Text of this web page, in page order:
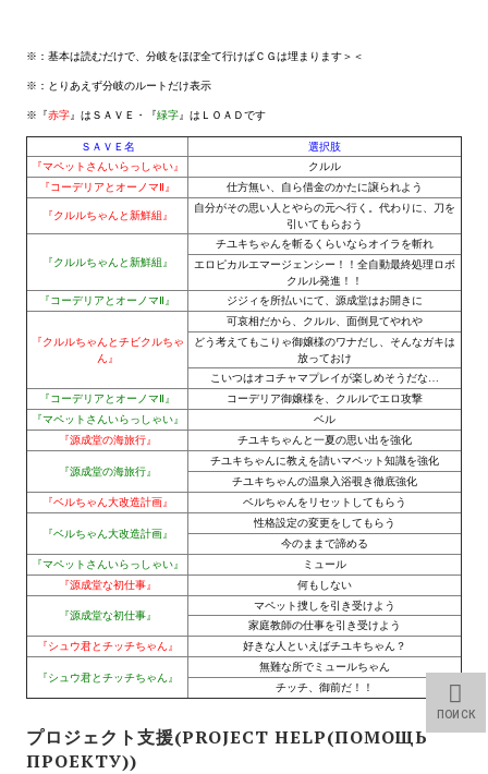
Apella 2.0 CBBE SSE BodySlide (with Physics)
Kitana CBBE SSE BodySlide (with Physics)
Nekomimi
New Light Skyrim SE
SB Corset Armor CBBE SSE BodySlide (with Physics)
Wedding Wear CBBE SSE BodySlide (with Physics)
Работы Тестера 55
Наёмный оборотень
Небесный воин
Немного героев меча и магии
REBalance
Работы Kuroneko
Doom 3 Remaster Fan Edition
X2 - The Threat Remaster Fan Edition
Quake III Arena Remaster Fan Edition
※：基本は読むだけで、分岐をほぼ全て行けばＣＧは埋まります＞＜
※：とりあえず分岐のルートだけ表示
※『赤字』はＳＡＶＥ・『緑字』はＬＯＡＤです
ＳＡＶＥ名
選択肢
『マペットさんいらっしゃい』
クルル
『コーデリアとオーノマⅡ』
仕方無い、自ら借金のかたに譲られよう
『クルルちゃんと新鮮組』
自分がその思い人とやらの元へ行く。代わりに、刀を
引いてもらおう
『クルルちゃんと新鮮組』
チユキちゃんを斬るくらいならオイラを斬れ
エロピカルエマージェンシー！！全自動最終処理ロボ
クルル発進！！
『コーデリアとオーノマⅡ』
ジジィを所払いにて、源成堂はお開きに
『クルルちゃんとチビクルちゃ
ん』
可哀相だから、クルル、面倒見てやれや
どう考えてもこりゃ御嬢様のワナだし、そんなガキは
放っておけ
こいつはオコチャマプレイが楽しめそうだな…
『コーデリアとオーノマⅡ』
コーデリア御嬢様を、クルルでエロ攻撃
『マペットさんいらっしゃい』
ベル
『源成堂の海旅行』
チユキちゃんと一夏の思い出を強化
『源成堂の海旅行』
チユキちゃんに教えを請いマペット知識を強化
チユキちゃんの温泉入浴覗き徹底強化
『ベルちゃん大改造計画』
ベルちゃんをリセットしてもらう
『ベルちゃん大改造計画』
性格設定の変更をしてもらう
今のままで諦める
『マペットさんいらっしゃい』
ミュール
『源成堂な初仕事』
何もしない
『源成堂な初仕事』
マペット捜しを引き受けよう
家庭教師の仕事を引き受けよう
『シュウ君とチッチちゃん』
好きな人といえばチユキちゃん？
『シュウ君とチッチちゃん』
無難な所でミュールちゃん
チッチ、御前だ！！
プロジェクト支援(PROJECT HELP(ПОМОЩЬ
ПРОЕКТУ))
ПОИСК